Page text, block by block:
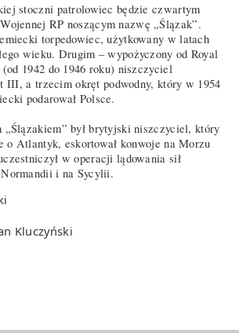
stoczni patrolowiec będzie czwartym
RP noszącym nazwę „Ślązak”.
torpedowiec, użytkowany w latach
wieku. Drugim – wypożyczony od Royal
1942 do 1946 roku) niszczyciel
III, a trzecim okręt podwodny, który w 1954
podarował Polsce.
był brytyjski niszczyciel, który
o Atlantyk, eskortował konwoje na Morzu
w operacji lądowania sił
i na Sycylii.
Kluczyński